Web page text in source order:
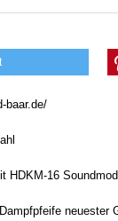
baar.de/
HDKM-16
neuester